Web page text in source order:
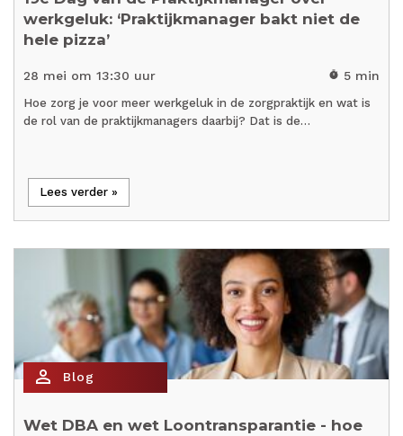
werkgeluk: ‘Praktijkmanager bakt niet de
hele pizza’
28 mei om 13:30 uur timer 5 min
Hoe zorg je voor meer werkgeluk in de zorgpraktijk en wat is
de rol van de praktijkmanagers daarbij? Dat is de…
Lees verder »
person_outline Blog
Wet DBA en wet Loontransparantie - hoe